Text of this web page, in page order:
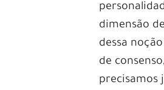
dimensão
dessa
de
precisamos